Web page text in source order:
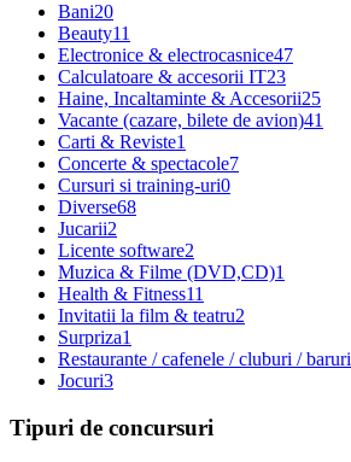
Bani20
Beauty11
Electronice & electrocasnice47
Calculatoare & accesorii IT23
Haine, Incaltaminte & Accesorii25
Vacante (cazare, bilete de avion)41
Carti & Reviste1
Concerte & spectacole7
Cursuri si training-uri0
Diverse68
Jucarii2
Licente software2
Muzica & Filme (DVD,CD)1
Health & Fitness11
Invitatii la film & teatru2
Surpriza1
Restaurante / cafenele / cluburi / baruri
Jocuri3
Tipuri de concursuri